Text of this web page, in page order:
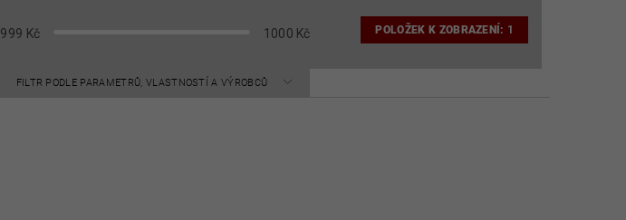
999 Kč 1000 Kč POLOŽEK K ZOBRAZENÍ: 1
FILTR PODLE PARAMETRŮ, VLASTNOSTÍ A VÝROBCŮ